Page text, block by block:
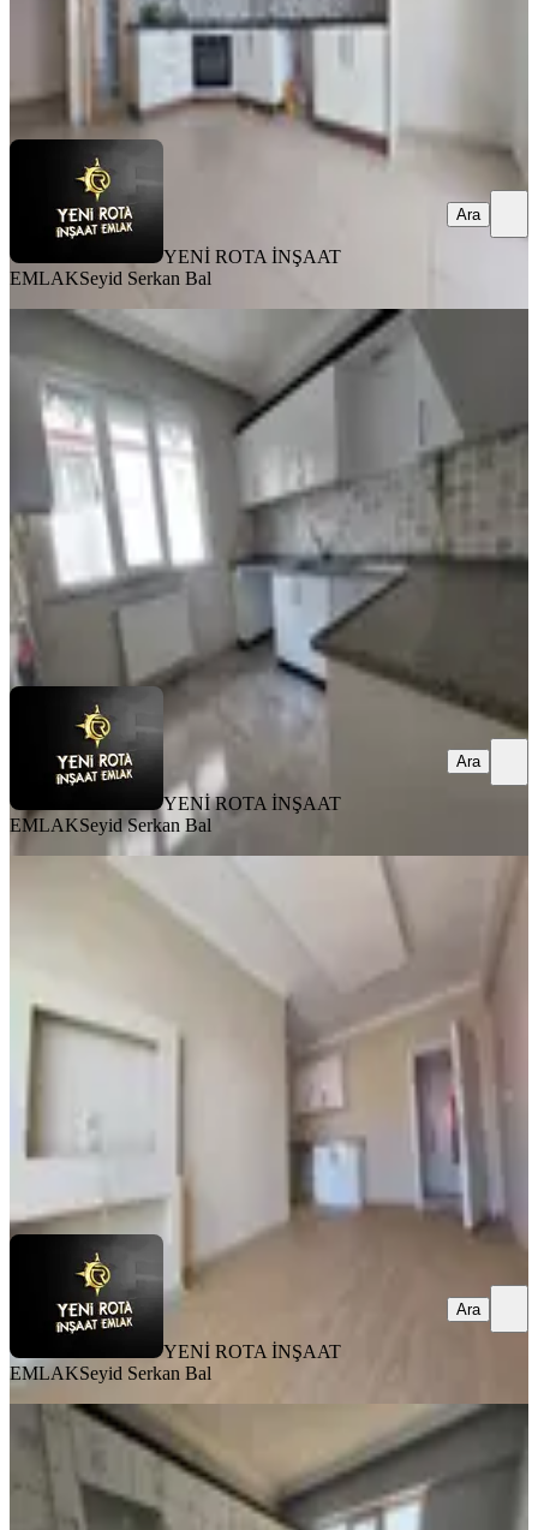
YENİ ROTA İNŞAAT EMLAK Seyid Serkan Bal
Ara
YENİ ROTA İNŞAAT
EMLAKSeyid Serkan Bal
Ara
MANZARALI
Ballıca Mahallesi - Az Katlı - Uygun
Fiyat - Satılık 2+1 Daire
Dulkadiroğlu, Ballıca Mahallesi
2+1· Düz Giriş (Zemin) 31.07.2026
1.825.000 ₺
YENİ ROTA İNŞAAT EMLAK Seyid Serkan Bal
Ara
YENİ ROTA İNŞAAT
EMLAKSeyid Serkan Bal
Ara
MANZARALI
Sgk Civarı - Yatırımlık - Uygun -
Masrafsız Satılık 1+1 Daire
Dulkadiroğlu, Mehmet Akif Mahallesi
2. Kat 31.07.2026
1.075.000 ₺
YENİ ROTA İNŞAAT EMLAK Seyid Serkan Bal
YENİ ROTA İNŞAAT
EMLAKSeyid Serkan Bal
Ara
SIFIR BİNA
Yeni Rota'dan Aslanbey Mh. Satılık
2+1 Daire
Dulkadiroğlu, Aslan Bey Mahallesi